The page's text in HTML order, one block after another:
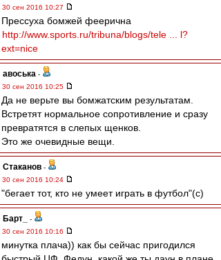
30 сен 2016 10:27
Прессуха бомжей феерична
http://www.sports.ru/tribuna/blogs/tele ... l?
ext=nice
авоська -
30 сен 2016 10:25
Да не верьте вы бомжатским результатам.
Встретят нормальное сопротивление и сразу
превратятся в слепых щенков.
Это же очевидные вещи.
Cтаканов -
30 сен 2016 10:24
"бегает тот, кто не умеет играть в футбол"(с)
Барт_
-
30 сен 2016 10:16
минутка плача)) как бы сейчас пригодился